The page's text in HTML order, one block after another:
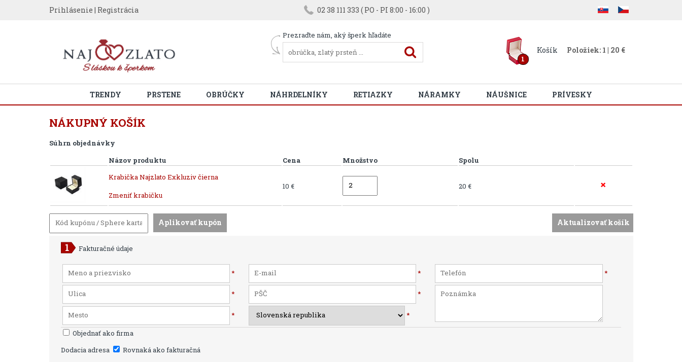
Prihlásenie | Registrácia 02 38 111 333 ( PO - PI 8:00 - 16:00 )
Prezraďte nám, aký šperk hľadáte
1
Košík Položiek: 1 | 20 €
TRENDY PRSTENE OBRÚČKY NÁHRDELNÍKY RETIAZKY NÁRAMKY NÁUŠNICE PRÍVESKY
NÁKUPNÝ KOŠÍK
Súhrn objednávky
Názov produktu
Cena Množstvo
Spolu
Krabička Najzlato Exkluziv čierna
Zmeniť krabičku
10 € 20 €
Fakturačné údaje
* * *
* *
*
*
Objednať ako firma
Dodacia adresa
Rovnaká ako fakturačná